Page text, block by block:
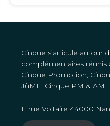
Cinque s’articule autour
complémentaires réunis
Cinque Promotion,
JùME, Cinque PM & AM.
11 rue Voltaire 44000